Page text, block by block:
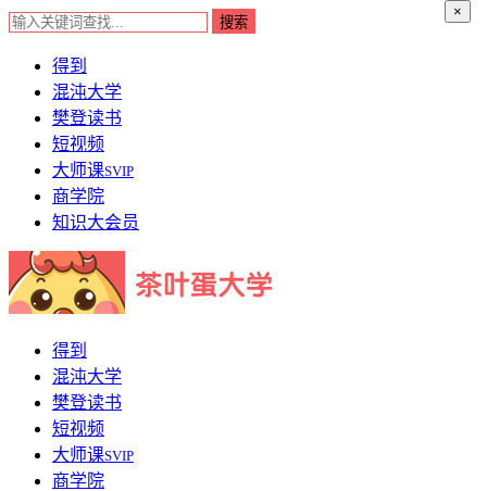
×
得到
混沌大学
樊登读书
短视频
大师课SVIP
商学院
知识大会员
得到
混沌大学
樊登读书
短视频
大师课SVIP
商学院